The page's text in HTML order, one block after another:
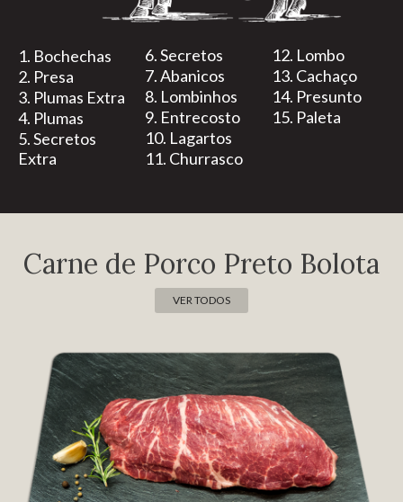
1. Bochechas
2. Presa
3. Plumas Extra
4. Plumas
5. Secretos
Extra
6. Secretos
7. Abanicos
8. Lombinhos
9. Entrecosto
10. Lagartos
11. Churrasco
12. Lombo
13. Cachaço
14. Presunto
15. Paleta
Carne de Porco Preto Bolota
VER TODOS